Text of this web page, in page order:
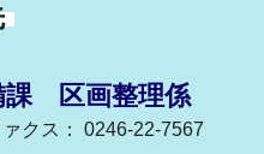
課 区画整理係
ァクス： 0246-22-7567